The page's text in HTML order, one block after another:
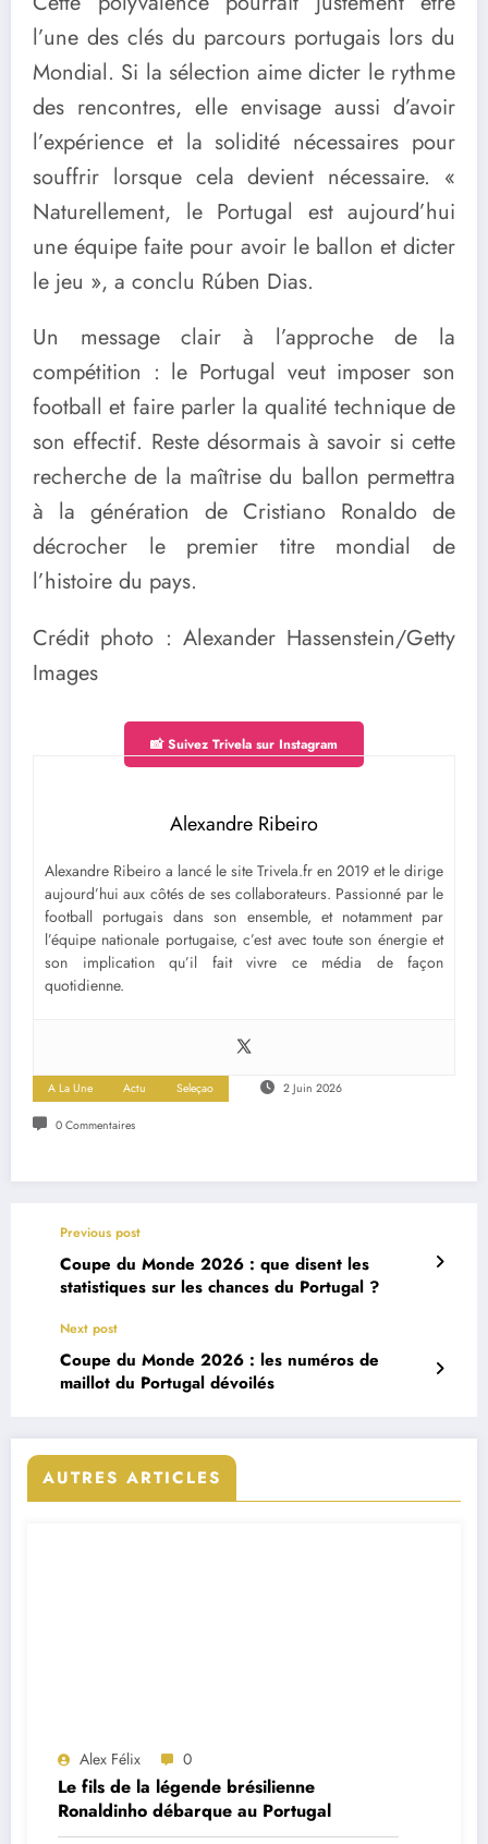
l’une des clés du parcours portugais lors du
Mondial. Si la sélection aime dicter le rythme
des rencontres, elle envisage aussi d’avoir
l’expérience et la solidité nécessaires pour
souffrir lorsque cela devient nécessaire. «
Naturellement, le Portugal est aujourd’hui
une équipe faite pour avoir le ballon et dicter
le jeu », a conclu Rúben Dias.
Un message clair à l’approche de la
compétition : le Portugal veut imposer son
football et faire parler la qualité technique de
son effectif. Reste désormais à savoir si cette
recherche de la maîtrise du ballon permettra
à la génération de Cristiano Ronaldo de
décrocher le premier titre mondial de
l’histoire du pays.
Crédit photo : Alexander Hassenstein/Getty
Images
📸 Suivez Trivela sur Instagram
Alexandre Ribeiro
Alexandre Ribeiro a lancé le site Trivela.fr en 2019 et le dirige
aujourd’hui aux côtés de ses collaborateurs. Passionné par le
football portugais dans son ensemble, et notamment par
l’équipe nationale portugaise, c’est avec toute son énergie et
son implication qu’il fait vivre ce média de façon
quotidienne.
A La Une Actu Seleçao 2 Juin 2026
0 Commentaires
Previous post
Coupe du Monde 2026 : que disent les
statistiques sur les chances du Portugal ?
Next post
Coupe du Monde 2026 : les numéros de
maillot du Portugal dévoilés
AUTRES ARTICLES
Alex Félix 0
Le fils de la légende brésilienne
Ronaldinho débarque au Portugal